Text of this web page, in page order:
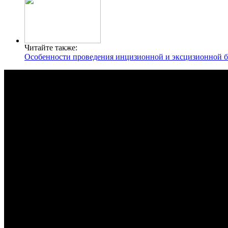
Читайте также:
Особенности проведения инцизионной и эксцизионной